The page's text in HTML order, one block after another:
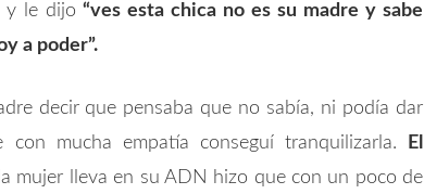
y le dijo “ves esta chica no es su madre y sabe
a poder”.
decir que pensaba que no sabía, ni podía dar
mucha empatía conseguí tranquilizarla.
El
mujer lleva en su ADN hizo que con un poco de